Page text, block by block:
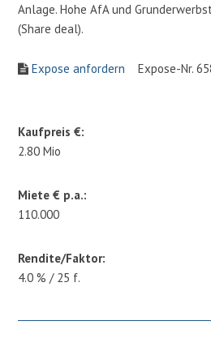
Anlage. Hohe AfA und
(Share deal).
Expose anfordern Expose-Nr.
Kaufpreis €:
2.80 Mio
Miete € p.a.:
110.000
Rendite/Faktor:
4.0 % / 25 f.